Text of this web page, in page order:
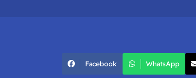
Facebook WhatsApp